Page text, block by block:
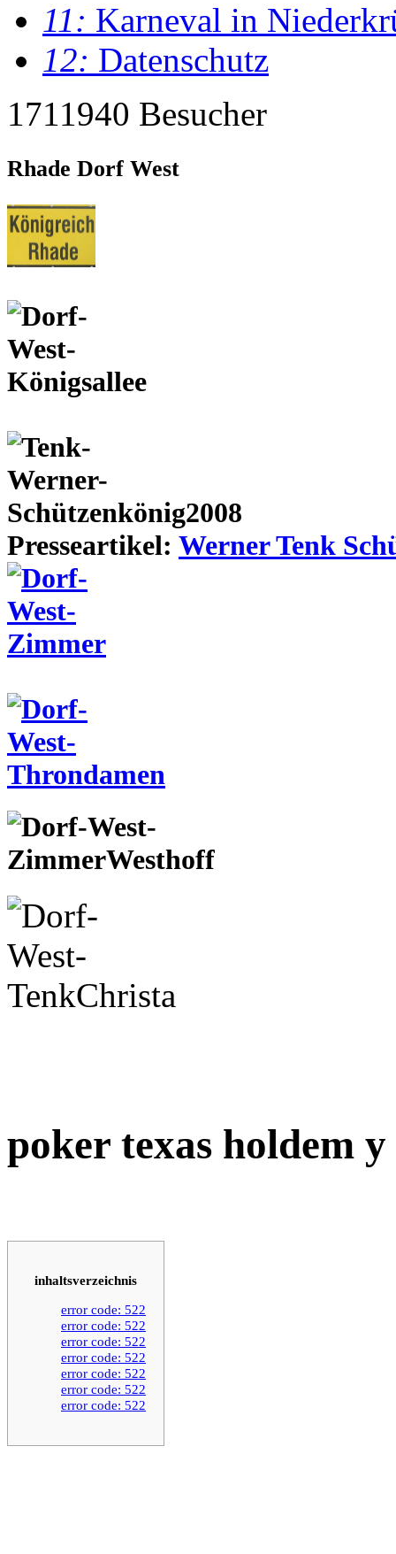
11: Karneval in
12: Datenschutz
1711940 Besucher
Rhade Dorf West
Presseartikel: Werner Tenk
poker texas holdem
inhaltsverzeichnis
error code: 522
error code: 522
error code: 522
error code: 522
error code: 522
error code: 522
error code: 522